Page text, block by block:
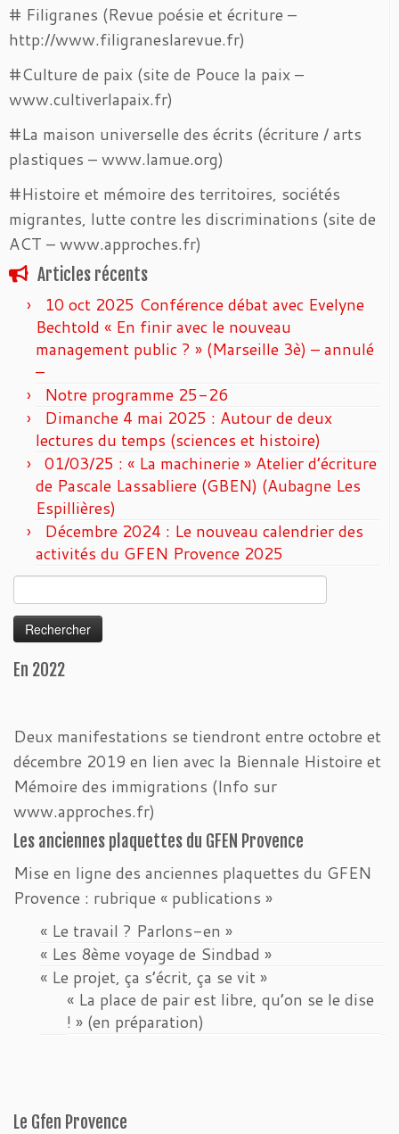
# Filigranes (Revue poésie et écriture –
http://www.filigraneslarevue.fr)
#Culture de paix (site de Pouce la paix –
www.cultiverlapaix.fr)
#La maison universelle des écrits (écriture / arts
plastiques – www.lamue.org)
#Histoire et mémoire des territoires, sociétés
migrantes, lutte contre les discriminations (site de
ACT – www.approches.fr)
Articles récents
10 oct 2025 Conférence débat avec Evelyne
Bechtold « En finir avec le nouveau
management public ? » (Marseille 3è) – annulé
–
Notre programme 25-26
Dimanche 4 mai 2025 : Autour de deux
lectures du temps (sciences et histoire)
01/03/25 : « La machinerie » Atelier d’écriture
de Pascale Lassabliere (GBEN) (Aubagne Les
Espillières)
Décembre 2024 : Le nouveau calendrier des
activités du GFEN Provence 2025
En 2022
Deux manifestations se tiendront entre octobre et
décembre 2019 en lien avec la Biennale Histoire et
Mémoire des immigrations (Info sur
www.approches.fr)
Les anciennes plaquettes du GFEN Provence
Mise en ligne des anciennes plaquettes du GFEN
Provence : rubrique « publications »
« Le travail ? Parlons-en »
« Les 8ème voyage de Sindbad »
« Le projet, ça s’écrit, ça se vit »
« La place de pair est libre, qu’on se le dise
! » (en préparation)
Le Gfen Provence